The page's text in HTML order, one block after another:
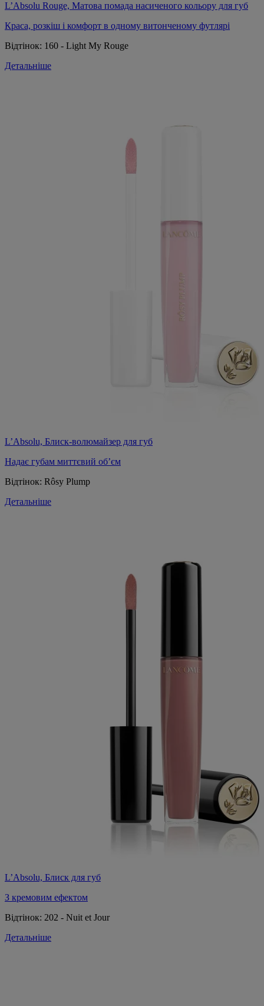
L’Absolu Rouge, Матова помада насиченого кольору для губ
Краса, розкіш і комфорт в одному витонченому футлярі
Відтінок: 160 - Light My Rouge
Детальніше
L’Absolu, Блиск-волюмайзер для губ
Надає губам миттєвий об’єм
Відтінок: Rôsy Plump
Детальніше
L’Absolu, Блиск для губ
З кремовим ефектом
Відтінок: 202 - Nuit et Jour
Детальніше